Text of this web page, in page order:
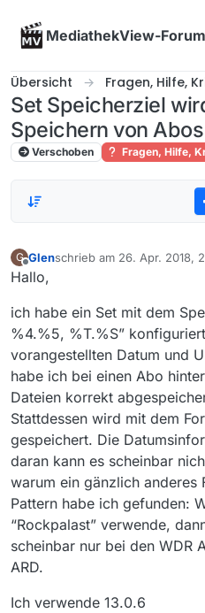
MediathekView-Forum
Übersicht Fragen, Hilfe,
Set Speicherziel
Speichern von
Verschoben Fragen, Hilfe,
G
Offline
Glenschrieb am 26. Apr. 2018,
zuletzt editiert von
Hallo,
ich habe ein Set mit dem
%4.%5, %T.%S”
vorangestellten Datum und
habe ich bei einen Abo
Dateien korrekt
Stattdessen wird mit dem
gespeichert. Die
daran kann es scheinbar
warum ein gänzlich anderes
Pattern habe ich gefunden:
“Rockpalast” verwende,
scheinbar nur bei den WDR
ARD.
Ich verwende 13.0.6